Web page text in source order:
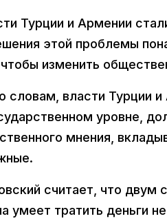
Турции и Армении
этой проблемы
чтобы изменить
словам, власти Турции
уровне,
мнения,
считает, что
умеет тратить деньги